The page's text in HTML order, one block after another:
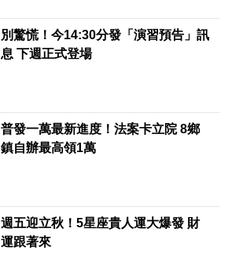
別驚慌！今14:30分發「演習預告」訊
息 下週正式登場
普發一萬最新進度！法案卡立院 8鄉
鎮自辦最高領1萬
週五迎立秋！5星座貴人運大爆發 財
運跟著來